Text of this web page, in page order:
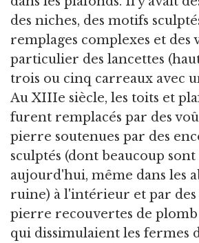
des niches, des motifs
remplages complexes et des
particulier des lancettes
trois ou cinq carreaux avec
Au XIIIe siècle, les toits et
furent remplacés par des
pierre soutenues par des
sculptés (dont beaucoup
aujourd'hui, même dans les
ruine) à l'intérieur et par des
pierre recouvertes de
qui dissimulaient les fermes